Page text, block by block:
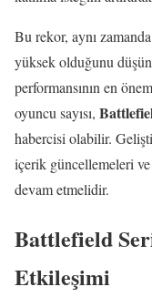
Bu rekor, aynı
yüksek olduğunu
performansının en
oyuncu sayısı,
habercisi olabilir.
içerik güncellemeleri
devam etmelidir.
Battlefield
Etkileşimi